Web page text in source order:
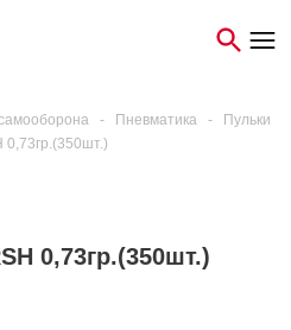
- Пневматика -
Пульки
0,73гр.(350шт.)
0,73гр.(350шт.)